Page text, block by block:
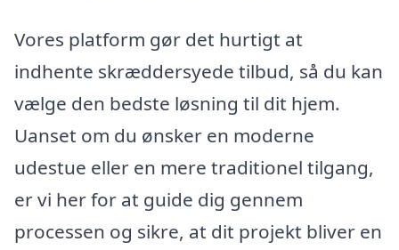
Vores platform gør det hurtigt at
indhente skræddersyede tilbud, så du kan
vælge den bedste løsning til dit hjem.
Uanset om du ønsker en moderne
udestue eller en mere traditionel tilgang,
er vi her for at guide dig gennem
processen og sikre, at dit projekt bliver en